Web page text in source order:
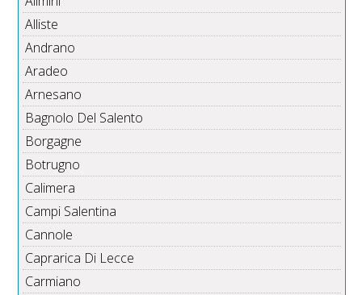
Alliste
Andrano
Aradeo
Arnesano
Bagnolo Del Salento
Borgagne
Botrugno
Calimera
Campi Salentina
Cannole
Caprarica Di Lecce
Carmiano